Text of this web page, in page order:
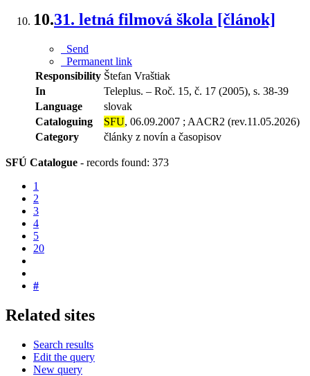
10.31. letná filmová škola [článok]
Send
Permanent link
Responsibility Štefan Vraštiak
In
Teleplus. – Roč. 15, č. 17 (2005), s. 38-39
Language
slovak
Cataloguing
SFU, 06.09.2007 ; AACR2 (rev.11.05.2026)
Category
články z novín a časopisov
SFÚ Catalogue - records found: 373
1
2
3
4
5
20
#
Related sites
Search results
Edit the query
New query